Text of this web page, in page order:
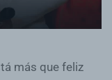
más que feliz